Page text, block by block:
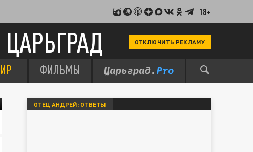
18+
ЦАРЬГРАД ОТКЛЮЧИТЬ РЕКЛАМУ
ФИЛЬМЫ
ОТЕЦ АНДРЕЙ: ОТВЕТЫ